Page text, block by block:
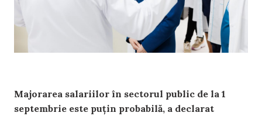
Majorarea salariilor în sectorul public de la 1
septembrie este puțin probabilă, a declarat